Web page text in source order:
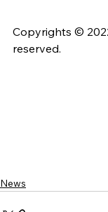
Copyrights ©
reserved.
News